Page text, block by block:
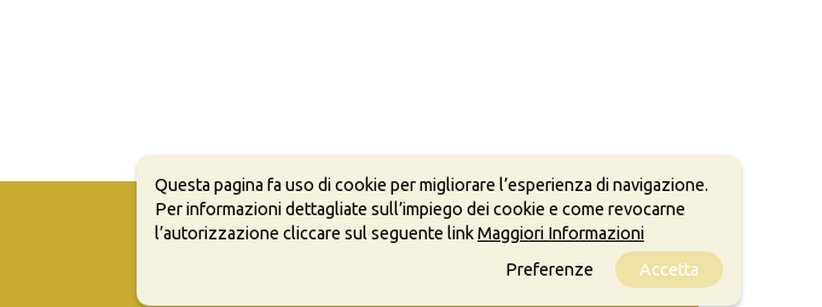
Questa pagina fa uso di cookie per migliorare l’esperienza di navigazione.
Per informazioni dettagliate sull’impiego dei cookie e come revocarne
l’autorizzazione cliccare sul seguente linkMaggiori Informazioni
Preferenze
Accetta